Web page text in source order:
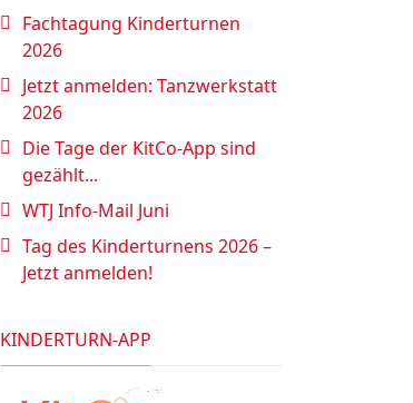
Fachtagung Kinderturnen
2026
Jetzt anmelden: Tanzwerkstatt
2026
Die Tage der KitCo-App sind
gezählt...
WTJ Info-Mail Juni
Tag des Kinderturnens 2026 –
Jetzt anmelden!
KINDERTURN-APP